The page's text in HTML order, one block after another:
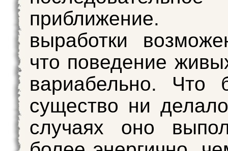
приближение.
выработки
что поведение
вариабельно. Что
существо ни
случаях оно